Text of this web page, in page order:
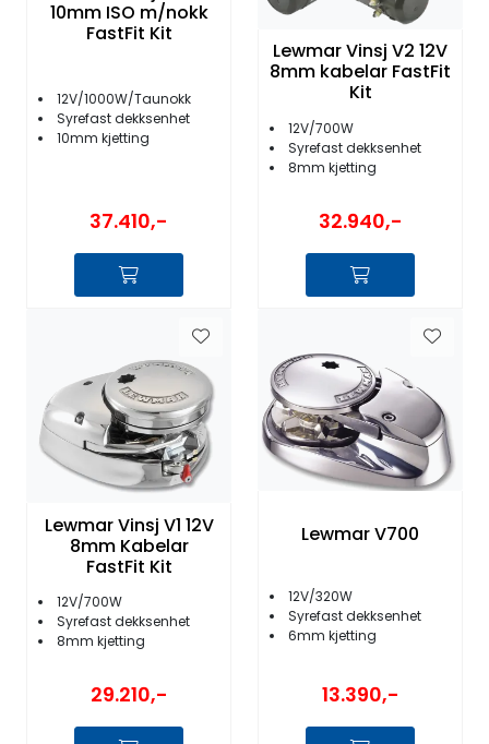
10mm ISO m/nokk
FastFit Kit
12V/1000W/Taunokk
Syrefast dekksenhet
10mm kjetting
37.410,-
Lewmar Vinsj V2 12V
8mm kabelar FastFit
Kit
12V/700W
Syrefast dekksenhet
8mm kjetting
32.940,-
Lewmar Vinsj V1 12V
8mm Kabelar
FastFit Kit
12V/700W
Syrefast dekksenhet
8mm kjetting
29.210,-
Lewmar V700
12V/320W
Syrefast dekksenhet
6mm kjetting
13.390,-
Båtpleie/Opplag
Nyheter